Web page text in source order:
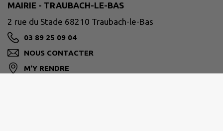
MAIRIE - TRAUBACH-LE-BAS
2 rue du Stade 68210 Traubach-le-Bas
03 89 25 09 04
NOUS CONTACTER
M'Y RENDRE